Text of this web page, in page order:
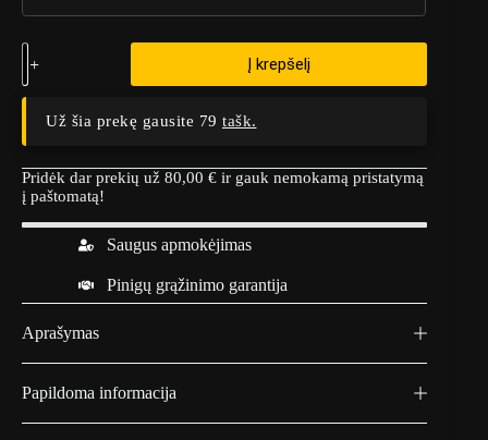
Į krepšelį
Už šia prekę gausite 79 tašk.
Pridėk dar prekių už 80,00 € ir gauk nemokamą pristatymą
į paštomatą!
Saugus apmokėjimas
Pinigų grąžinimo garantija
Aprašymas
Papildoma informacija